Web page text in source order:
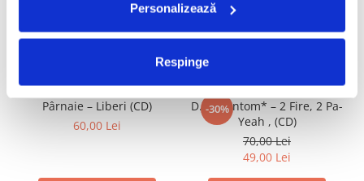
Personalizează
Respinge
FRECVENT CUMPARATE
IMPREUNA
Pârnaie – Liberi (CD)
60,00 Lei
-30%
D.J. Phantom* – 2 Fire, 2 Pa-
Yeah , (CD)
70,00 Lei
49,00 Lei